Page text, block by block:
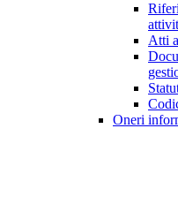
Atti
Oneri